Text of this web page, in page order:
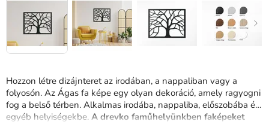
Hozzon létre dizájnteret az irodában, a nappaliban vagy a
folyosón. Az Ágas fa képe egy olyan dekoráció, amely ragyogni
fog a belső térben. Alkalmas irodába, nappaliba, előszobába és
egyéb helyiségekbe. A drevko faműhelyünkben faképeket